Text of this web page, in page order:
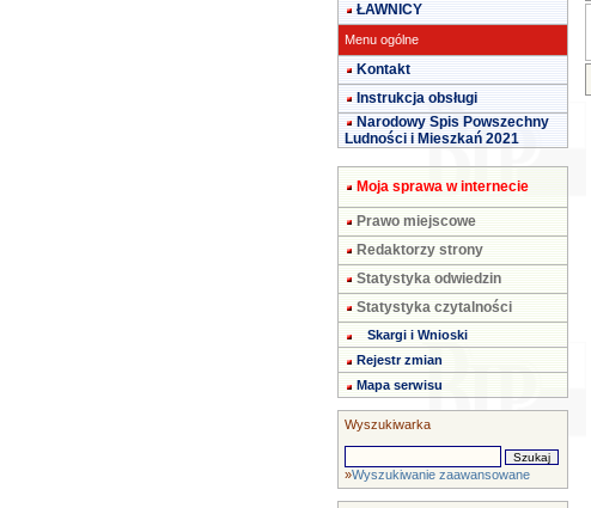
ŁAWNICY
Menu ogólne
Kontakt
Instrukcja obsługi
Narodowy Spis Powszechny
Ludności i Mieszkań 2021
Moja sprawa w internecie
Prawo miejscowe
Redaktorzy strony
Statystyka odwiedzin
Statystyka czytalności
Skargi i Wnioski
Rejestr zmian
Mapa serwisu
Wyszukiwarka
»Wyszukiwanie zaawansowane